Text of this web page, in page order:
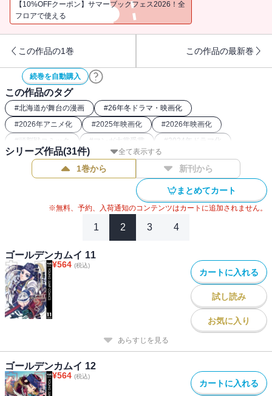
【10%OFFクーポン】サマーブックフェス2026！全
フロアで使える
この作品の1巻 この作品の最新巻
続巻を自動購入
この作品のタグ
#北海道が舞台の漫画 #26年冬ドラマ・映画化
#2026年アニメ化 #2025年映画化 #2026年映画化
# 頭脳戦コミック # マンガ大賞受賞 #2024年ドラマ化
#バディコミック #刑務所 #2023年アニメ化
2018年アニメ化 # 2022年アニメ化
#
最強主人公コミック
2020年アニメ化 # 2024年映画化
全て表示する
シリーズ作品(31件)
1巻から 新刊から
まとめてカート
※無料、予約、入荷通知のコンテンツはカートに追加されません。
1 2 3 4
ゴールデンカムイ 11
¥564 (税込)
カートに入れる
試し読み
お気に入り
あらすじを見る
ゴールデンカムイ 12
¥564 (税込)
カートに入れる